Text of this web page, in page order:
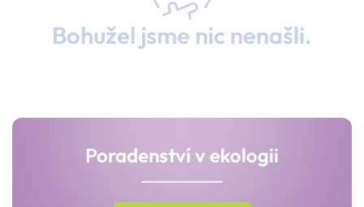
Bohužel jsme nic nenašli.
Poradenství v ekologii